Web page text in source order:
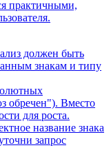
практичными,
должен быть
знакам и типу
обречен"). Вместо
для роста.
название знака
запрос